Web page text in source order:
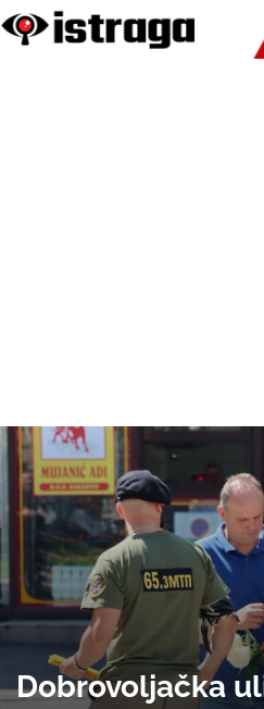
Dobrovoljačka